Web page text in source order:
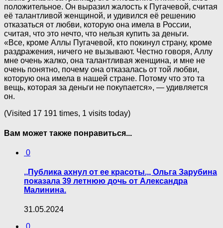
положительное. Он выразил жалость к Пугачевой, считая
её талантливой женщиной, и удивился её решению
отказаться от любви, которую она имела в России,
считая, что это нечто, что нельзя купить за деньги.
«Все, кроме Аллы Пугачевой, кто покинул страну, кроме
раздражения, ничего не вызывают. Честно говоря, Аллу
мне очень жалко, она талантливая женщина, и мне не
очень понятно, почему она отказалась от той любви,
которую она имела в нашей стране. Потому что это та
вещь, которая за деньги не покупается», — удивляется
он.
(Visited 17 191 times, 1 visits today)
Вам может также понравиться...
0
,,Публика ахнул от ее красоты.,, Ольга Зарубина
показала 39 летнюю дочь от Александра
Малинина.
31.05.2024